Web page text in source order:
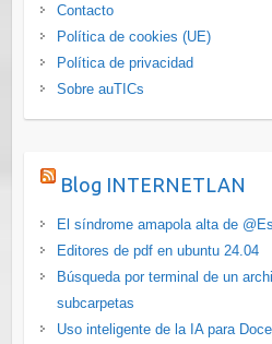
Contacto
Política de cookies (UE)
Política de privacidad
Sobre auTICs
Blog INTERNETLAN
El síndrome amapola alta de
Editores de pdf en ubuntu 24.04
Búsqueda por terminal de un
subcarpetas
Uso inteligente de la IA para